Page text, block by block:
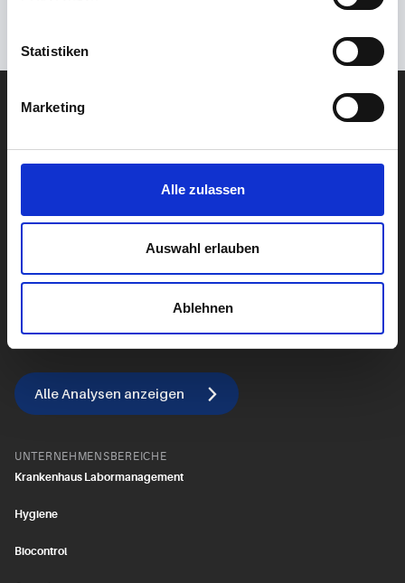
Statistiken
Marketing
Alle zulassen
Auswahl erlauben
Ablehnen
AKTUALISIERT DIENSTAG, 13 JANUAR 2026
Blut
Gehirn & Nerven
Lebensstil
Alle Analysen anzeigen
UNTERNEHMENSBEREICHE
Krankenhaus Labormanagement
Hygiene
Biocontrol